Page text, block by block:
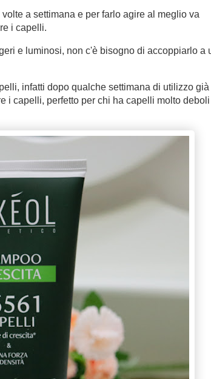
a settimana e per farlo agire al meglio va
i capelli.
e luminosi, non c'è bisogno di accoppiarlo a
infatti dopo qualche settimana di utilizzo già
i capelli, perfetto per chi ha capelli molto deboli